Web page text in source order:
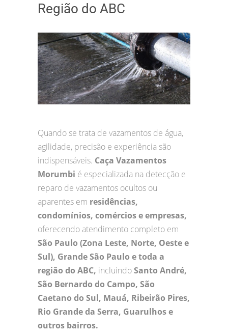
Região do ABC
Quando se trata de vazamentos de água,
agilidade, precisão e experiência são
indispensáveis. Caça Vazamentos
Morumbi é especializada na detecção e
reparo de vazamentos ocultos ou
aparentes em residências,
condomínios, comércios e empresas,
oferecendo atendimento completo em
São Paulo (Zona Leste, Norte, Oeste e
Sul), Grande São Paulo e toda a
região do ABC, incluindoSanto André,
São Bernardo do Campo, São
Caetano do Sul, Mauá, Ribeirão Pires,
Rio Grande da Serra, Guarulhos e
outros bairros.